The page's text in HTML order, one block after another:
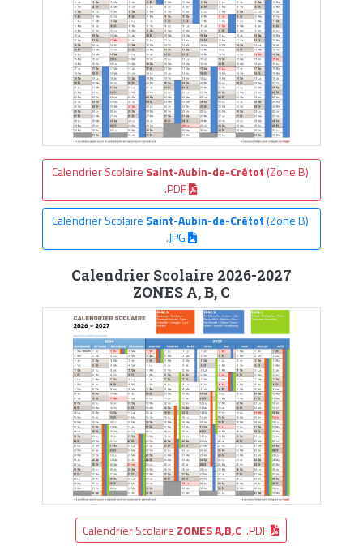
Calendrier Scolaire Saint-Aubin-de-Crétot (Zone B)
.PDF
Calendrier Scolaire Saint-Aubin-de-Crétot(Zone B)
.JPG
Calendrier Scolaire 2026-2027
ZONES A, B, C
Calendrier Scolaire ZONES A,B,C .PDF